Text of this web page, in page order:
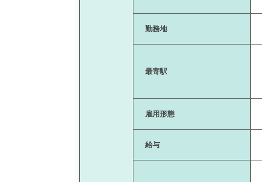
勤務地
最寄駅
雇用形態
給与